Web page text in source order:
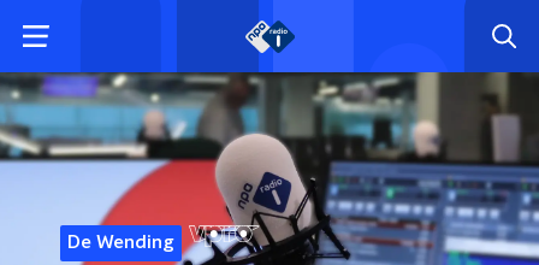
De Wending